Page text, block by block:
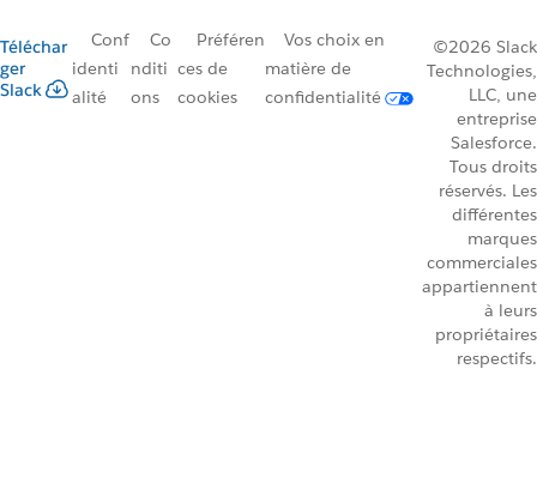
Téléchar
ger
Slack
Conf
identi
alité
Co
nditi
ons
Préféren
ces de
cookies
Vos choix en
matière de
confidentialité
©2026 Slack
Technologies,
LLC, une
entreprise
Salesforce.
Tous droits
réservés. Les
différentes
marques
commerciales
appartiennent
à leurs
propriétaires
respectifs.